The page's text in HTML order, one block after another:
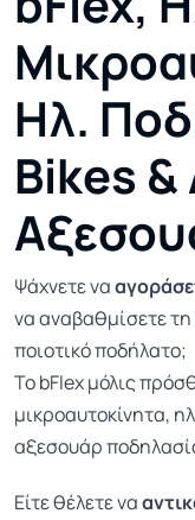
Ηλ.
Bikes
Ψάχνετε να
να αναβαθμίσετε τη
ποιοτικό ποδήλατο;
Το bFlex μόλις
μικροαυτοκίνητα,
αξεσουάρ
Είτε θέλετε να